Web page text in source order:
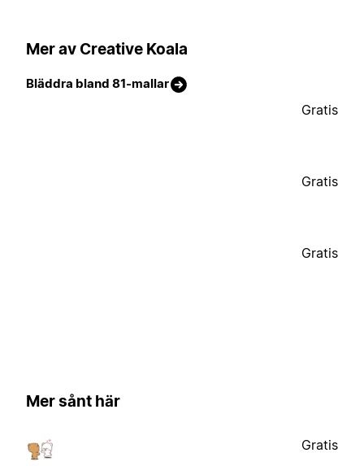
Mer av Creative Koala
Bläddra bland 81-mallar
Gratis
Gratis
Gratis
Mer sånt här
Gratis